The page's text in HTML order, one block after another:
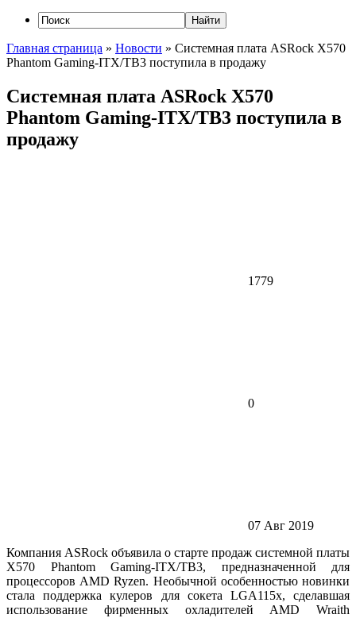
Главная страница » Новости » Системная плата ASRock X570
Phantom Gaming-ITX/TB3 поступила в продажу
Системная плата ASRock X570
Phantom Gaming-ITX/TB3 поступила в
продажу
1779
0
07 Авг 2019
Компания ASRock объявила о старте продаж системной платы
X570 Phantom Gaming-ITX/TB3, предназначенной для
процессоров AMD Ryzen. Необычной особенностью новинки
стала поддержка кулеров для сокета LGA115x, сделавшая
использование фирменных охладителей AMD Wraith